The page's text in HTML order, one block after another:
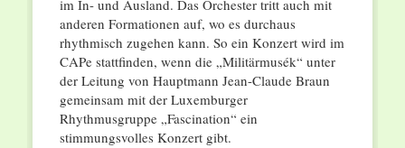
im In- und Ausland. Das Orchester tritt auch mit
anderen Formationen auf, wo es durchaus
rhythmisch zugehen kann. So ein Konzert wird im
CAPe stattfinden, wenn die „Militärmusék“ unter
der Leitung von Hauptmann Jean-Claude Braun
gemeinsam mit der Luxemburger
Rhythmusgruppe „Fascination“ ein
stimmungsvolles Konzert gibt.